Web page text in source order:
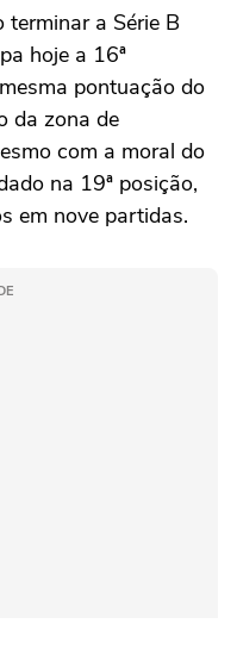
terminar a Série B
hoje a 16ª
pontuação do
da zona de
com a moral do
na 19ª posição,
em nove partidas.